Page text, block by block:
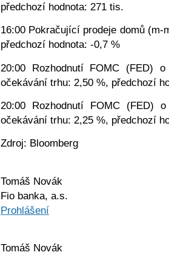
předchozí hodnota: 271 tis.
16:00 Pokračující prodeje domů
předchozí hodnota: -0,7 %
20:00 Rozhodnutí FOMC (FED)
očekávání trhu: 2,50 %, předchozí
20:00 Rozhodnutí FOMC (FED)
očekávání trhu: 2,25 %, předchozí
Zdroj: Bloomberg
Tomáš Novák
Fio banka, a.s.
Prohlášení
Tomáš Novák